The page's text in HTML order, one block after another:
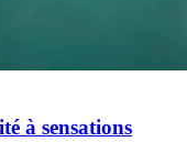
à sensations